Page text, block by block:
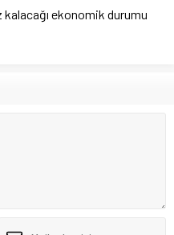
kalacağı ekonomik durumu